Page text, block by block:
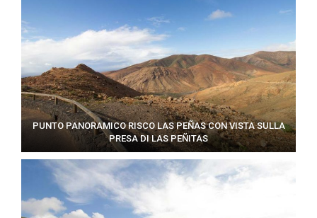
PUNTO PANORAMICO RISCO LAS PEÑAS CON VISTA SULLA
PRESA DI LAS PEÑITAS